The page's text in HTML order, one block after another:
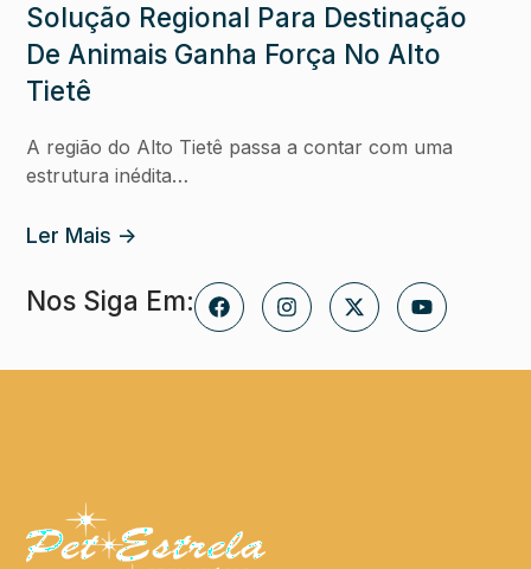
Solução Regional Para Destinação
De Animais Ganha Força No Alto
Tietê
A região do Alto Tietê passa a contar com uma
estrutura inédita…
Ler Mais ->
Nos Siga Em: